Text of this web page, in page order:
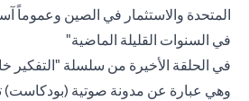
المتحدة والاستثمار في الصين وعموماً
في السنوات القليلة الماضية"
في الحلقة الأخيرة من سلسلة "التفكير
وهي عبارة عن مدونة صوتية (بودكاست)